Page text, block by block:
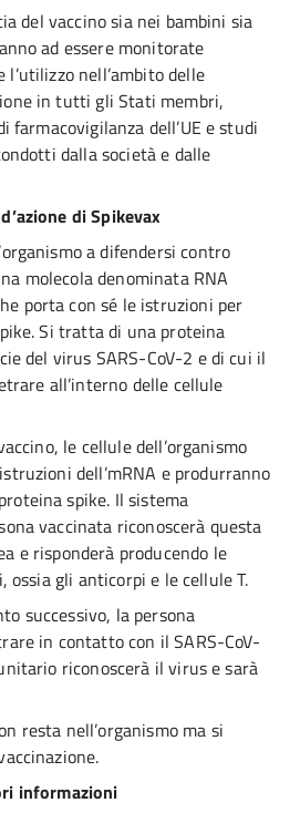
del vaccino sia nei bambini sia
ad essere monitorate
nell’ambito delle
in tutti gli Stati membri,
dell’UE e studi
dalla società e dalle
di Spikevax
a difendersi contro
molecola denominata RNA
porta con sé le istruzioni per
Si tratta di una proteina
del virus SARS-CoV-2 e di cui il
all’interno delle cellule
le cellule dell’organismo
dell’mRNA e produrranno
spike. Il sistema
vaccinata riconoscerà questa
e risponderà producendo le
ossia gli anticorpi e le cellule T.
successivo, la persona
in contatto con il SARS-CoV-
riconoscerà il virus e sarà
resta nell’organismo ma si
informazioni